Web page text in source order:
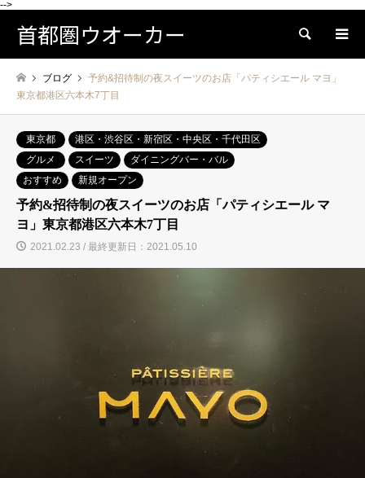
-->
首都圏ウオーカー 検索
ブログ
予約&招待制の夜スイーツのお店「パティシエール マヨ」
東京都港区六本木7丁目
東京都
港区・渋谷区・新宿区・中央区・千代田区
グルメ
スイーツ
ダイニングバー・バル
おすすめ
新規オープン
予約&招待制の夜スイーツのお店「パティシエール マ
ヨ」東京都港区六本木7丁目
2021.02.23 / 最終更新日：2021.05.10